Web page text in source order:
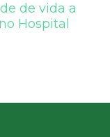
de vida a
Hospital